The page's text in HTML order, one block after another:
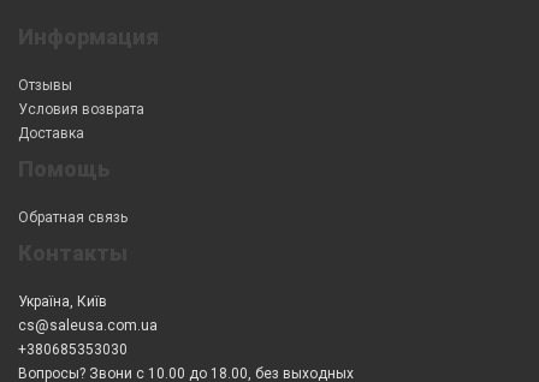
Отзывы
Условия возврата
Доставка
Обратная связь
Україна, Київ
cs@saleusa.com.ua
+380685353030
Вопросы? Звони с 10.00 до 18.00, без выходных